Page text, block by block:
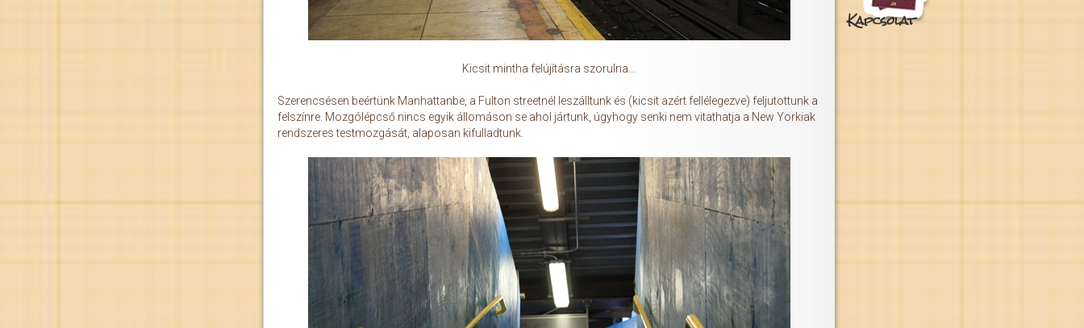
Kicsit mintha felújításra szorulna...
Szerencsésen beértünk Manhattanbe, a Fulton streetnél leszálltunk és (kicsit azért fellélegezve) feljutottunk a
felszínre. Mozgólépcső nincs egyik állomáson se ahol jártunk, úgyhogy senki nem vitathatja a New Yorkiak
rendszeres testmozgását, alaposan kifulladtunk.
Kapcsolat